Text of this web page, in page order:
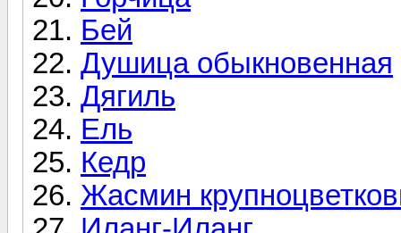
Бей
Душица обыкновенная
Дягиль
Ель
Кедр
Жасмин